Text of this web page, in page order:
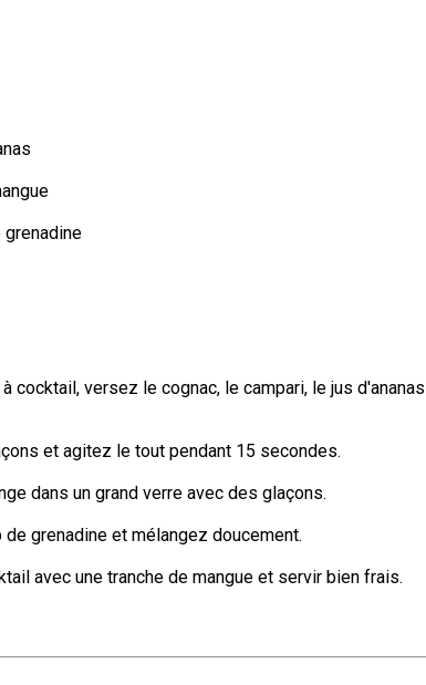
à cocktail, versez le cognac, le campari, le jus
et agitez le tout pendant 15 secondes.
dans un grand verre avec des glaçons.
grenadine et mélangez doucement.
avec une tranche de mangue et servir bien frais.